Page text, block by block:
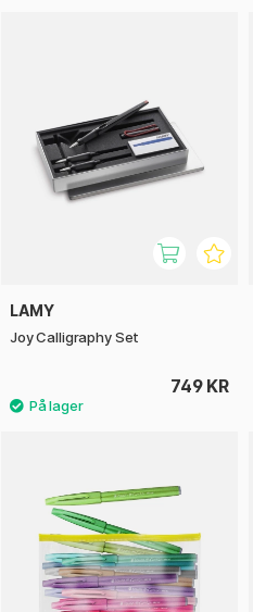
LAMY
Joy Calligraphy Set
749 KR